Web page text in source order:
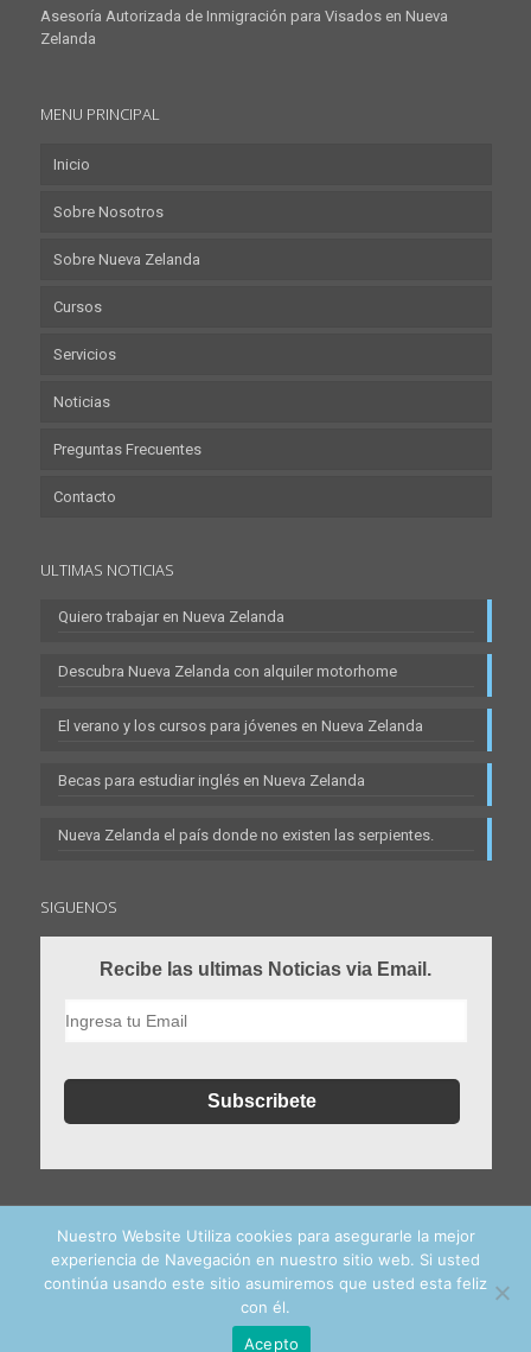
Asesoría Autorizada de Inmigración para Visados en Nueva
Zelanda
MENU PRINCIPAL
Inicio
Sobre Nosotros
Sobre Nueva Zelanda
Cursos
Servicios
Noticias
Preguntas Frecuentes
Contacto
ULTIMAS NOTICIAS
Quiero trabajar en Nueva Zelanda
Descubra Nueva Zelanda con alquiler motorhome
El verano y los cursos para jóvenes en Nueva Zelanda
Becas para estudiar inglés en Nueva Zelanda
Nueva Zelanda el país donde no existen las serpientes.
SIGUENOS
Recibe las ultimas Noticias via Email.
© 2016 - 2024 estudiaenelextranjero.es. All Rights Reserved
Nuestro Website Utiliza cookies para asegurarle la mejor
experiencia de Navegación en nuestro sitio web. Si usted
continúa usando este sitio asumiremos que usted esta feliz
con él.
Acepto